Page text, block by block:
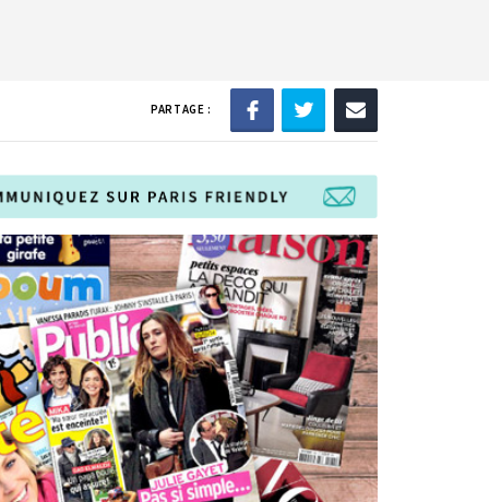
PARTAGE :